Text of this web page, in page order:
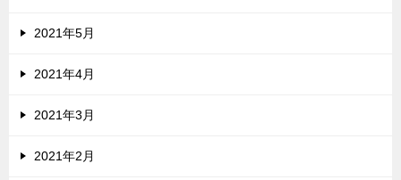
2021年5月
2021年4月
2021年3月
2021年2月